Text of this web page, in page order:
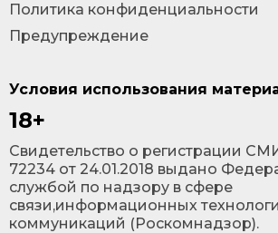
Условия использования
18+
Cвидетельство о регистрации
72234 от 24.01.2018 выдано
службой по надзору в сфере
связи,информационных
коммуникаций (Роскомнадзор).
Политика конфиденциальности
Предупреждение